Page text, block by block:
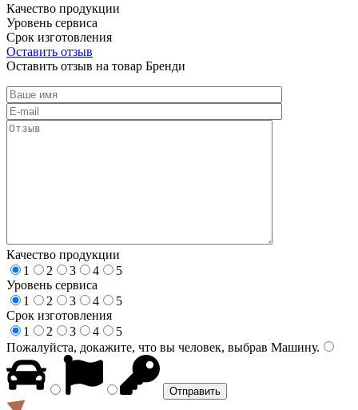
Качество продукции
Уровень сервиса
Срок изготовления
Оставить отзыв
Оставить отзыв на товар Бренди
Качество продукции
1
2 3 4
5
Уровень сервиса
1
2 3 4
5
Срок изготовления
1
2 3 4
5
Пожалуйста, докажите, что вы человек, выбрав Машину.